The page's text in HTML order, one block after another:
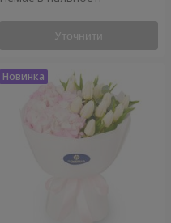
Уточнити